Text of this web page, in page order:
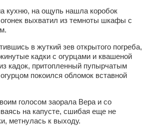
Скорук
Полюхович
кухню, на ощупь нашла коробок
выхватил из темноты шкафы с
в жуткий зев открытого погреба,
кадки с огурцами и квашеной
кадок, притопленный пупырчатым
покоился обломок вставной
голосом заорала Вера и со
на капусте, сшибая еще не
метнулась к выходу.